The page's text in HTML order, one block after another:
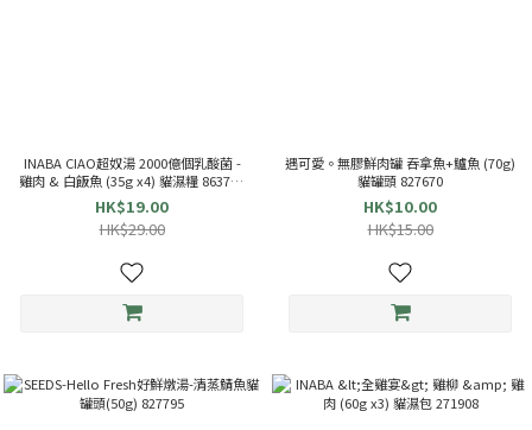
INABA CIAO超奴湯 2000億個乳酸菌 -
雞肉 & 白飯魚 (35g x4) 貓濕糧 863714
TCR-144
HK$19.00
HK$29.00
遇可愛。無膠鮮肉罐 吞拿魚+鱸魚 (70g)
貓罐頭 827670
HK$10.00
HK$15.00